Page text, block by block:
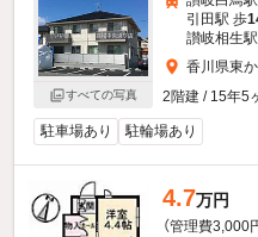
すべての写真
引田駅 歩
讃岐相生
香川県東
2階建 / 15年5
駐車場あり 駐輪場あり
4.7万円
（管理費3,000